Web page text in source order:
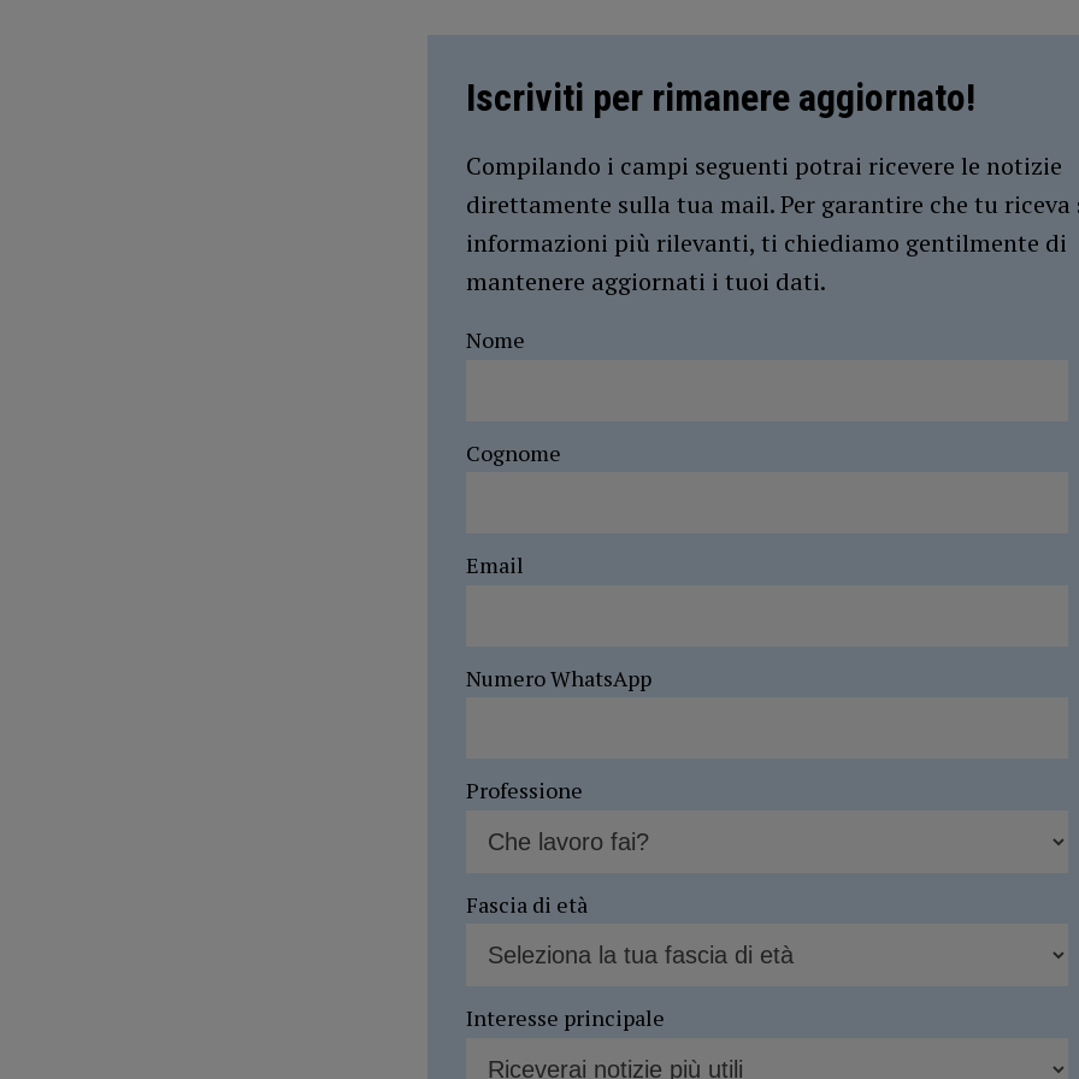
Iscriviti per rimanere aggiornato!
Compilando i campi seguenti potrai ricevere le notizie
direttamente sulla tua mail. Per garantire che tu riceva
informazioni più rilevanti, ti chiediamo gentilmente di
mantenere aggiornati i tuoi dati.
Nome
Cognome
Email
Numero WhatsApp
Professione
Fascia di età
Interesse principale